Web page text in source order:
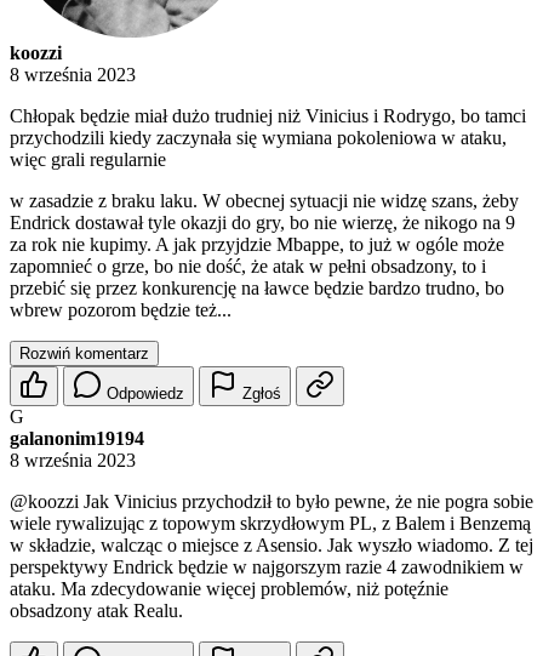
koozzi
8 września 2023
Chłopak będzie miał dużo trudniej niż Vinicius i Rodrygo, bo tamci
przychodzili kiedy zaczynała się wymiana pokoleniowa w ataku,
więc grali regularnie
w zasadzie z braku laku. W obecnej sytuacji nie widzę szans, żeby
Endrick dostawał tyle okazji do gry, bo nie wierzę, że nikogo na 9
za rok nie kupimy. A jak przyjdzie Mbappe, to już w ogóle może
zapomnieć o grze, bo nie dość, że atak w pełni obsadzony, to i
przebić się przez konkurencję na ławce będzie bardzo trudno, bo
wbrew pozorom będzie też...
Rozwiń komentarz
Odpowiedz Zgłoś
G
galanonim19194
8 września 2023
@koozzi Jak Vinicius przychodził to było pewne, że nie pogra sobie
wiele rywalizując z topowym skrzydłowym PL, z Balem i Benzemą
w składzie, walcząc o miejsce z Asensio. Jak wyszło wiadomo. Z tej
perspektywy Endrick będzie w najgorszym razie 4 zawodnikiem w
ataku. Ma zdecydowanie więcej problemów, niż potęźnie
obsadzony atak Realu.